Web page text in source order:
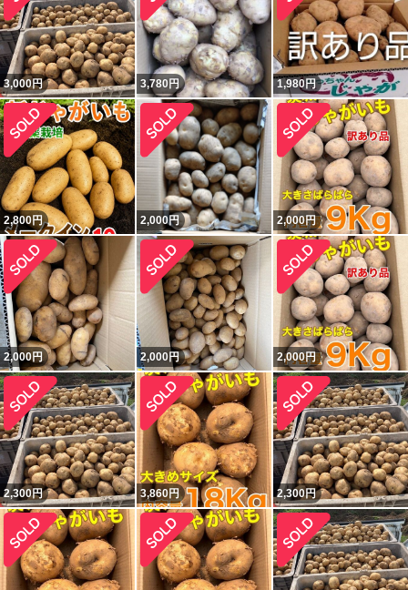
3,000円 3,780円 1,980円
2,800円 2,000円 2,000円
2,000円 2,000円 2,000円
2,300円 3,860円 2,300円